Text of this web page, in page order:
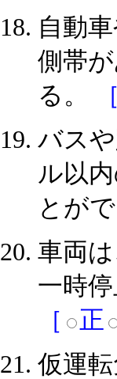
自動
側帯
る。
［
バス
ル以
とが
車両
一時
［
正
仮運